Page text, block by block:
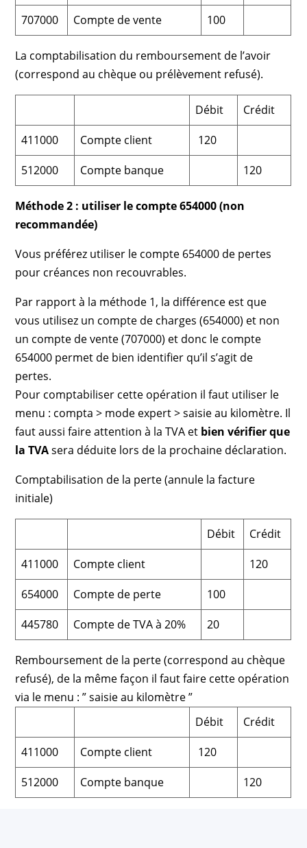
707000
Compte de vente 100
La comptabilisation du remboursement de l’avoir
(correspond au chèque ou prélèvement refusé).
Débit
Crédit
411000
Compte client
120
512000
Compte banque 120
Méthode 2 : utiliser le compte 654000 (non
recommandée)
Vous préférez utiliser le compte 654000 de pertes
pour créances non recouvrables.
Par rapport à la méthode 1, la différence est que
vous utilisez un compte de charges (654000) et non
un compte de vente (707000) et donc le compte
654000 permet de bien identifier qu’il s’agit de
pertes.
Pour comptabiliser cette opération il faut utiliser le
menu : compta > mode expert > saisie au kilomètre. Il
faut aussi faire attention à la TVA et bien vérifier que
la TVAsera déduite lors de la prochaine déclaration.
Comptabilisation de la perte (annule la facture
initiale)
Débit
Crédit
411000
Compte client
120
654000
Compte de perte
100
445780
Compte de TVA à 20% 20
Remboursement de la perte (correspond au chèque
refusé), de la même façon il faut faire cette opération
via le menu : ” saisie au kilomètre ”
Débit
Crédit
411000
Compte client
120
512000
Compte banque 120